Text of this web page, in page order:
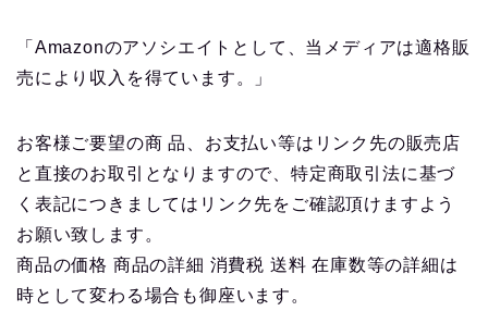
「Amazonのアソシエイトとして、当メディアは適格販
売により収入を得ています。」
お客様ご要望の商 品、お支払い等はリンク先の販売店
と直接のお取引となりますので、特定商取引法に基づ
く表記につきましてはリンク先をご確認頂けますよう
お願い致します。
商品の価格 商品の詳細 消費税 送料 在庫数等の詳細は
時として変わる場合も御座います。